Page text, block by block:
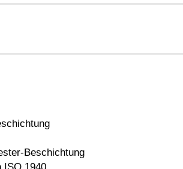
Beschichtung
ISO 1940